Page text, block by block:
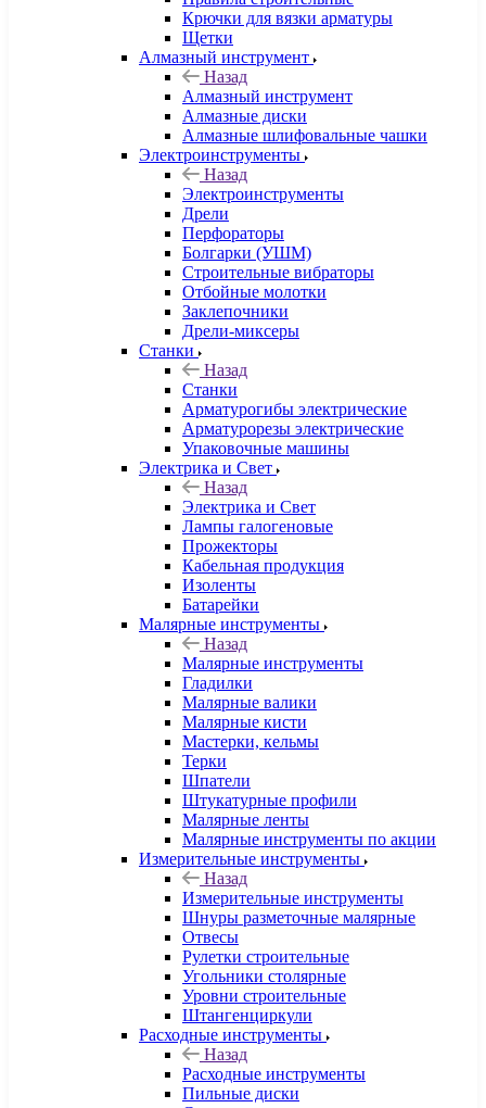
Крючки для вязки арматуры
Щетки
Алмазный инструмент
Назад
Алмазный инструмент
Алмазные диски
Алмазные шлифовальные чашки
Электроинструменты
Назад
Электроинструменты
Дрели
Перфораторы
Болгарки (УШМ)
Строительные вибраторы
Отбойные молотки
Заклепочники
Дрели-миксеры
Станки
Назад
Станки
Арматурогибы электрические
Арматурорезы электрические
Упаковочные машины
Электрика и Свет
Назад
Электрика и Свет
Лампы галогеновые
Прожекторы
Кабельная продукция
Изоленты
Батарейки
Малярные инструменты
Назад
Малярные инструменты
Гладилки
Малярные валики
Малярные кисти
Мастерки, кельмы
Терки
Шпатели
Штукатурные профили
Малярные ленты
Малярные инструменты по акции
Измерительные инструменты
Назад
Измерительные инструменты
Шнуры разметочные малярные
Отвесы
Рулетки строительные
Угольники столярные
Уровни строительные
Штангенциркули
Расходные инструменты
Назад
Расходные инструменты
Пильные диски